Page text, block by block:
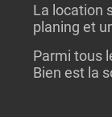
La location
planing et
Parmi tous
Bien est la